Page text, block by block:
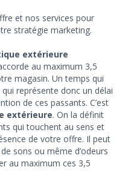
et nos services pour
stratégie marketing.
extérieure
au maximum 3,5
magasin. Un temps qui
représente donc un délai
de ces passants. C’est
extérieure. On la définit
qui touchent au sens et
de votre offre. Il peut
sons ou même d’odeurs
au maximum ces 3,5